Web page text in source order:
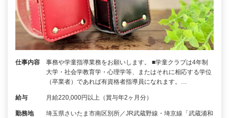
仕事内容
事務や学童指導業務をお願いします。 ■学童クラブは4年制
大学・社会学教育学・心理学等、またはそれに相応する学位
（卒業者）であれば有資格者指導員になれます。…
給与 月給220,000円以上（賞与年2ヶ月分）
勤務地
埼玉県さいたま市南区別所／JR武蔵野線・埼京線「武蔵浦和